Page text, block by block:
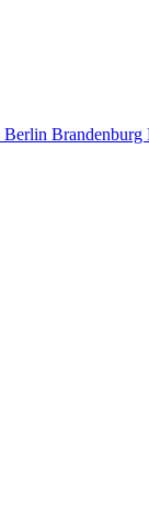
Berlin Brandenburg